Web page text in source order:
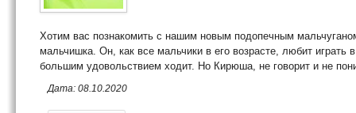
Хотим вас познакомить с нашим новым подопечным
мальчишка. Он, как все мальчики в его возрасте, любит
большим удовольствием ходит. Но Кирюша, не говорит и не
Дата: 08.10.2020